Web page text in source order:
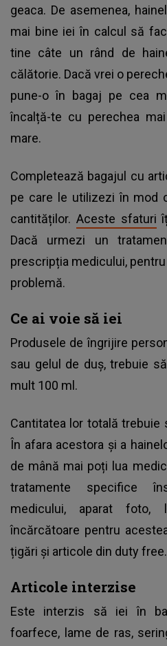
geaca. De asemenea,
mai bine iei în calcul să
tine câte un rând de
călătorie. Dacă vrei o
pune-o în bagaj pe cea
încalță-te cu perechea
mare.
Completează bagajul cu
pe care le utilizezi în mod
cantităților. Aceste sfaturi
Dacă urmezi un
prescripția medicului,
problemă.
Ce ai voie să iei
Produsele de îngrijire
sau gelul de duș, trebuie
mult 100 ml.
Cantitatea lor totală trebuie
În afara acestora și a
de mână mai poți lua
tratamente specifice
medicului, aparat foto,
încărcătoare pentru
țigări și articole din duty free.
Articole interzise
Este interzis să iei în
foarfece, lame de ras,